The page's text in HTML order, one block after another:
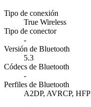
Tipo de conexión
True Wireless
Tipo de conector
-
Versión de Bluetooth
5.3
Códecs de Bluetooth
-
Perfiles de Bluetooth
A2DP, AVRCP, HFP